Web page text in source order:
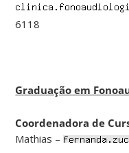
6118
Graduação em
Coordenadora de
Mathias –